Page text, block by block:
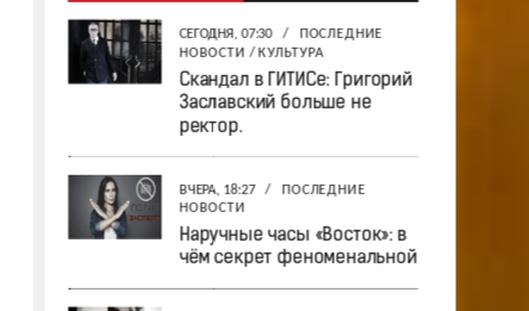
СЕГОДНЯ, 07:30 /
ПОСЛЕДНИЕ
НОВОСТИ / КУЛЬТУРА
Скандал в ГИТИСе: Григорий
Заславский больше не
ректор.
ВЧЕРА, 18:27 / ПОСЛЕДНИЕ
НОВОСТИ
Наручные часы «Восток»: в
чём секрет феноменальной